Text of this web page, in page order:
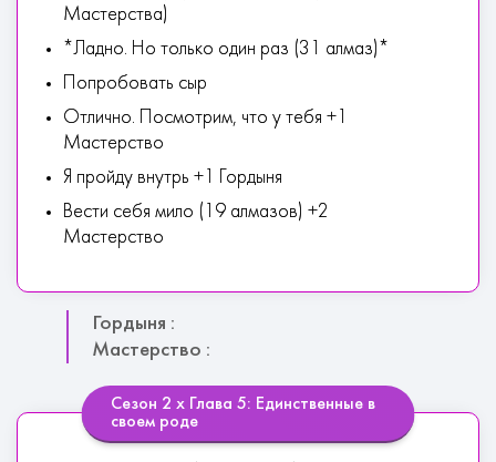
Мастерства)
*Ладно. Но только один раз (31 алмаз)*
Попробовать сыр
Отлично. Посмотрим, что у тебя +1
Мастерство
Я пройду внутрь +1 Гордыня
Вести себя мило (19 алмазов) +2
Мастерство
Гордыня :
Мастерство :
Сезон 2 х Глава 5: Единственные в
своем роде